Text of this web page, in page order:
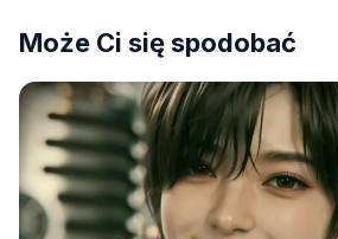
Może Ci się spodobać